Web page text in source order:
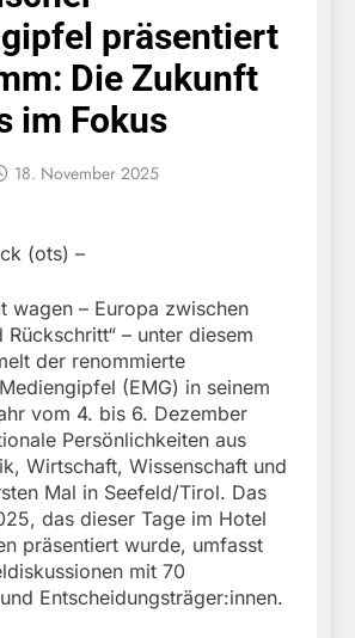
Einreisekontrolle sicher
Strafverfahren wegen
Verstoßes gegen das
Betäubungsmittelgesetz
Bundespolizeidirektion
München: Bundespolizei
nimmt Georgier wegen
Urkundendelikts fest /
Täuschungsversuch ohne
7. August 2026
POL-MFR: (727)
Versandpaket – Polizei
7. August 2026
Knopfdruck / Schnelle
Festnahme nach
7. August 2026
München: Bundespolizei
kontrolliert
grenzüberschreitenden
Verkehr / Waffenfund im
Fahrzeug
7. August 2026
Bundespolizeidirektion
München: Schneller
festgenommen als die
Reise nach Ungarn
beendet / Bundespolizei
nimmt einen gesuchten
Ungarn mit
Auslieferungshaftbefehl
fest
6. August 2026
Bundespolizeidirektion
München: Ausgesetzte
Katze am Bahnhof
Bamberg aufgefunden –
Tierheim übernimmt
Fundtier
6. August 2026
HZA-R: Zoll deckt auf:
Schrotthändler
erschleicht rund 45.000
Euro Sozialleistungen
Ermittlungen der
6. August 2026
präsentiert
Die Zukunft
im Fokus
18. November 2025
(ots) –
wagen – Europa zwischen
– unter diesem
der renommierte
(EMG) in seinem
vom 4. bis 6. Dezember
Persönlichkeiten aus
Wirtschaft, Wissenschaft und
Mal in Seefeld/Tirol. Das
das dieser Tage im Hotel
präsentiert wurde, umfasst
mit 70
Entscheidungsträger:innen.